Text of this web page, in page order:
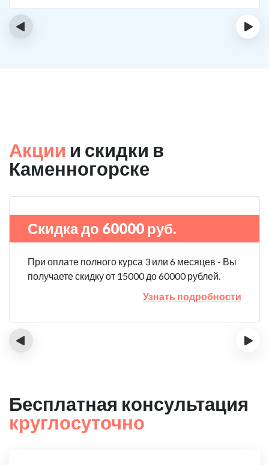
‹ ›
Акции и скидки в
Каменногорске
Скидка до 60000 руб.
При оплате полного курса 3 или 6 месяцев - Вы
получаете скидку от 15000 до 60000 рублей.
Узнать подробности
‹ ›
Бесплатная консультация
круглосуточно